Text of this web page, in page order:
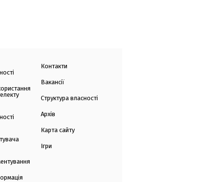
Контакти
Вакансії
Структура власності
Архів
Карта сайту
Ігри